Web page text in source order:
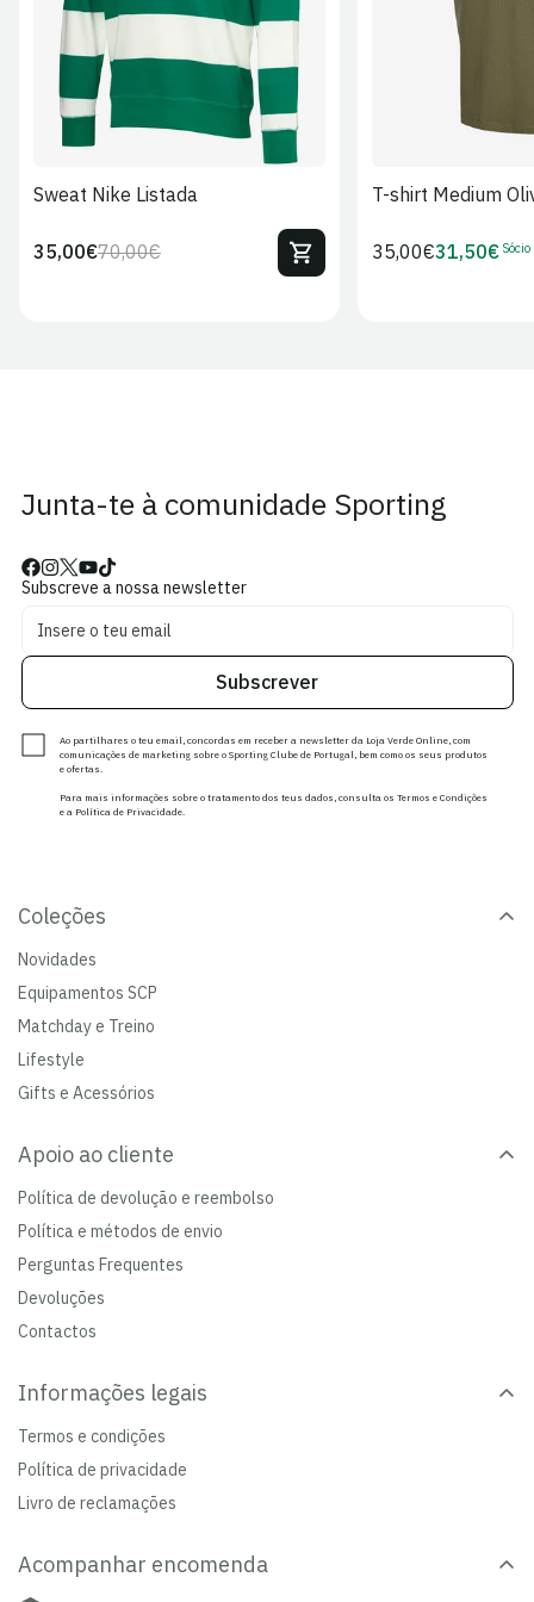
Sweat Nike Listada
Preço
70,00€Preço
35,00€
T-shirt Medium
Preço
35,00€Preço
31,50€ Sócio
Junta-te à comunidade Sporting
Subscreve a nossa newsletter
Subscrever
Ao partilhares o teu email, concordas em receber a newsletter da Loja Verde Online, com
comunicações de marketing sobre o Sporting Clube de Portugal, bem como os seus produtos
e ofertas.
Para mais informações sobre o tratamento dos teus dados, consulta os Termos e Condições
e a Política de Privacidade.
Coleções
Novidades
Equipamentos SCP
Matchday e Treino
Lifestyle
Gifts e Acessórios
Apoio ao cliente
Política de devolução e reembolso
Política e métodos de envio
Perguntas Frequentes
Devoluções
Contactos
Informações legais
Termos e condições
Política de privacidade
Livro de reclamações
Acompanhar encomenda